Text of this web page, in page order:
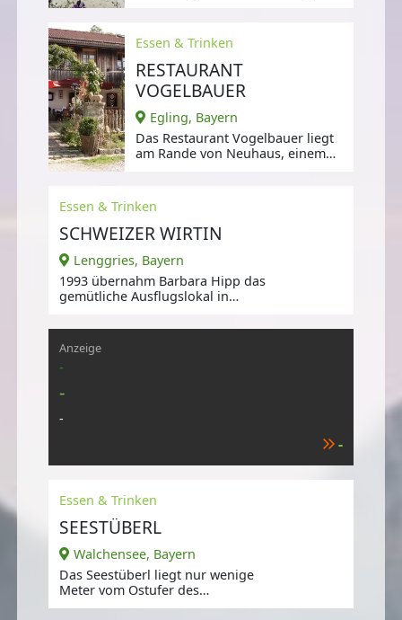
Essen & Trinken
RESTAURANT
VOGELBAUER
Egling, Bayern
Das Restaurant Vogelbauer liegt
am Rande von Neuhaus, einem
Essen & Trinken
SCHWEIZER WIRTIN
Lenggries, Bayern
1993 übernahm Barbara Hipp das
gemütliche Ausflugslokal in
Lenggries.
Anzeige
-
-
-
-
Essen & Trinken
SEESTÜBERL
Walchensee, Bayern
Das Seestüberl liegt nur wenige
Meter vom Ostufer des
Walchensees entfernt.